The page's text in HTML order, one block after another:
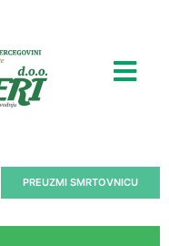
PREUZMI SMRTOVNICU